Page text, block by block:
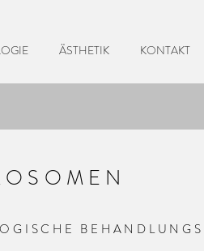
ÄSTHETIK KONTAKT